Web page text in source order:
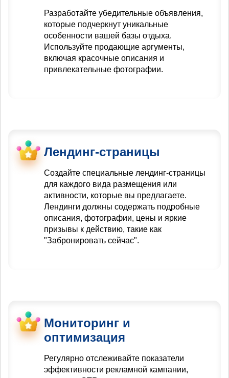
Разработайте убедительные объявления,
которые подчеркнут уникальные
особенности вашей базы отдыха.
Используйте продающие аргументы,
включая красочные описания и
привлекательные фотографии.
Лендинг-страницы
Создайте специальные лендинг-страницы
для каждого вида размещения или
активности, которые вы предлагаете.
Лендинги должны содержать подробные
описания, фотографии, цены и яркие
призывы к действию, такие как
"Забронировать сейчас".
Мониторинг и
оптимизация
Регулярно отслеживайте показатели
эффективности рекламной кампании,